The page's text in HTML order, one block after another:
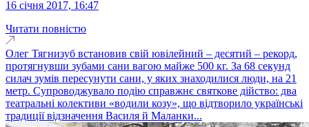
16 січня 2017, 16:47
Читати повністю
Олег Тягнизуб встановив свій ювілейний – десятий – рекорд,
протягнувши зубами сани вагою майже 500 кг. За 68 секунд
силач зумів пересунути сани, у яких знаходилися люди, на 21
метр. Супроводжувало подію справжнє святкове дійство: два
театральні колективи «водили козу», що відтворило українські
традиції відзначення Василя й Маланки...